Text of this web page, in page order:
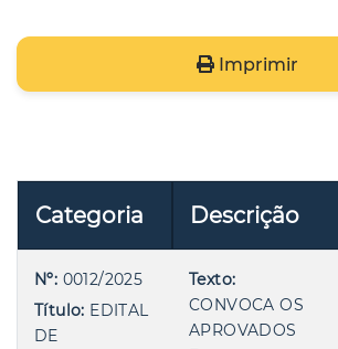
Imprimir
Categoria Descrição
Nº: 0012/2025
Título: EDITAL
DE
Texto:
CONVOCA OS
APROVADOS